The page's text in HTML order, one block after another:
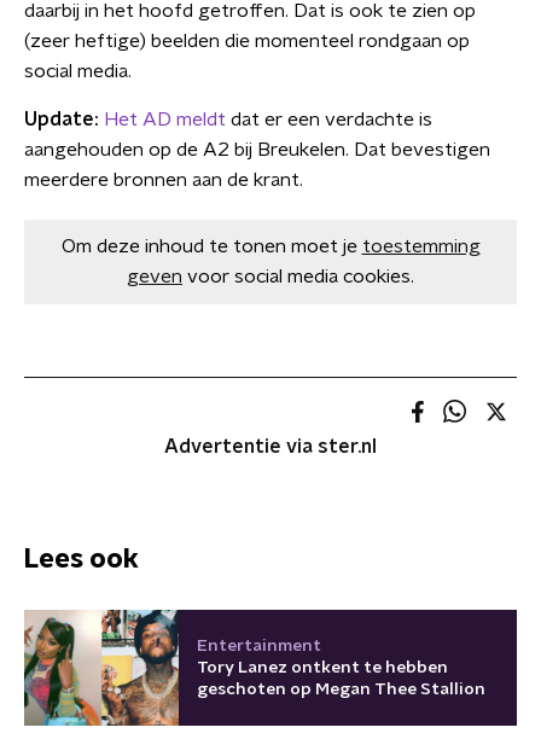
daarbij in het hoofd getroffen. Dat is ook te zien op
(zeer heftige) beelden die momenteel rondgaan op
social media.
Update: Het AD meldt dat er een verdachte is
aangehouden op de A2 bij Breukelen. Dat bevestigen
meerdere bronnen aan de krant.
Om deze inhoud te tonen moet je toestemming
geven voor social media cookies.
Advertentie via ster.nl
Lees ook
Entertainment
Tory Lanez ontkent te hebben
geschoten op Megan Thee Stallion